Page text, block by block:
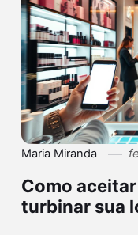
Maria Miranda
Como
turbinar sua